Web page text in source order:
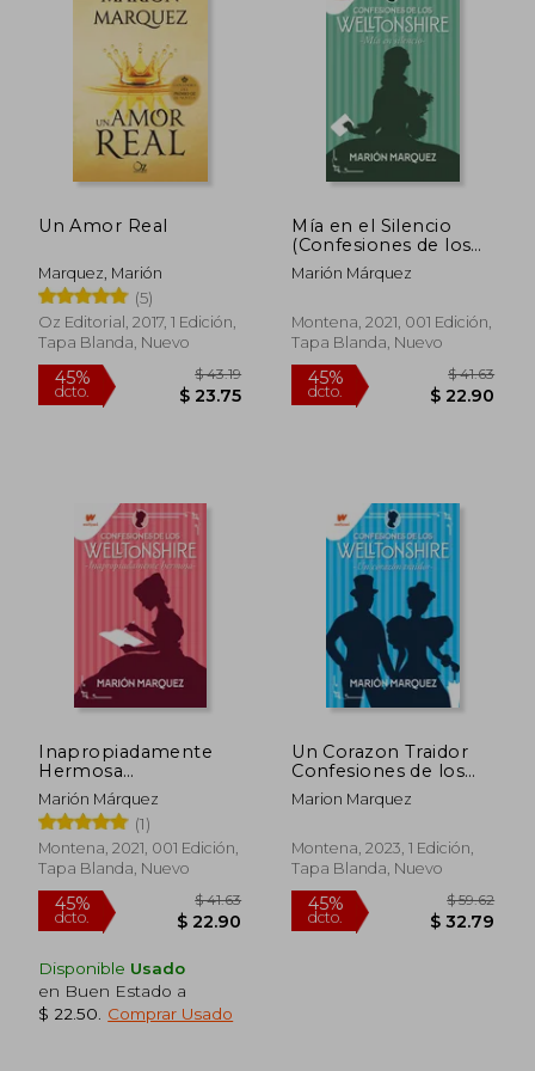
Un Amor Real
Marquez, Marión
(5)
Oz Editorial, 2017, 1 Edición,
Tapa Blanda, Nuevo
45%
dcto.
Mía en el Silencio
(Confesiones de los
Welltonshire 2)
Marión Márquez
Montena, 2021, 001 Edición,
Tapa Blanda, Nuevo
45%
dcto.
Inapropiadamente
Hermosa
(Confesiones de los
Welltonshire 1)
Marión Márquez
(1)
Montena, 2021, 001 Edición,
Tapa Blanda, Nuevo
Disponible Usado
en Buen Estado a
$ 22.50
Comprar Usado
Un Corazon Traidor
Confesiones de los
Welltonshire 3
Marion Marquez
Montena, 2023, 1 Edición,
Tapa Blanda, Nuevo